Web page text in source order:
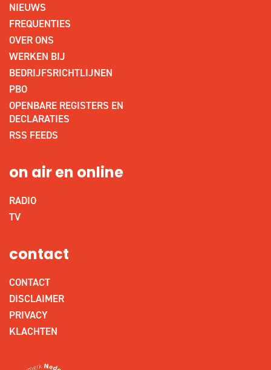
NIEUWS
FREQUENTIES
OVER ONS
WERKEN BIJ
BEDRIJFSRICHTLIJNEN
PBO
OPENBARE REGISTERS EN
DECLARATIES
RSS FEEDS
on air en online
RADIO
TV
contact
CONTACT
DISCLAIMER
PRIVACY
KLACHTEN